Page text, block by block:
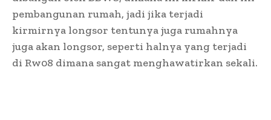
pembangunan rumah, jadi jika terjadi
kirmirnya longsor tentunya juga rumahnya
juga akan longsor, seperti halnya yang terjadi
di Rw08 dimana sangat menghawatirkan sekali.